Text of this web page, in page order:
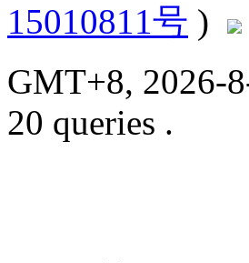
15010811号 )
GMT+8, 2026-
20 queries .